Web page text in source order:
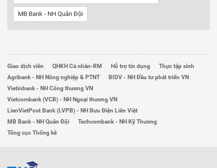
MB Bank - NH Quân Đội
Giao dịch viên QHKH Cá nhân-RM Hỗ trợ tín dụng
Thực tập sinh
Agribank - NH Nông nghiệp & PTNT
BIDV - NH Đầu tư phát triển VN
Vietinbank - NH Công thương VN
Vietcombank (VCB) - NH Ngoại thương VN
LienVietPost Bank (LVPB) - NH Bưu Điện Liên Việt
MB Bank - NH Quân Đội
Techcombank - NH Kỹ Thương
Tổng cục Thống kê